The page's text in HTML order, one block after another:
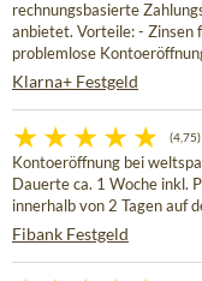
rechnungsbasierte
anbietet. Vorteile: - Zinsen
problemlose
Klarna+ Festgeld
(4,75)
Kontoeröffnung bei
Dauerte ca. 1 Woche inkl.
innerhalb von 2 Tagen auf
Fibank Festgeld